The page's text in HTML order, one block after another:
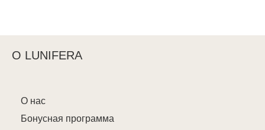
О LUNIFERA
О нас
Бонусная программа